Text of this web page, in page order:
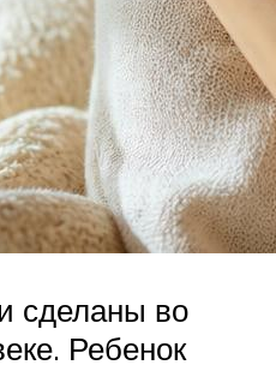
сделаны во
Ребенок